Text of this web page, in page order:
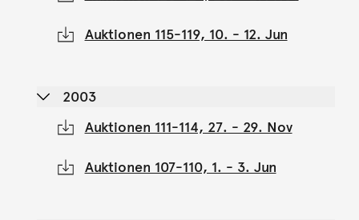
Auktionen 115-119, 10. - 12. Jun
2003
Auktionen 111-114, 27. - 29. Nov
Auktionen 107-110, 1. - 3. Jun